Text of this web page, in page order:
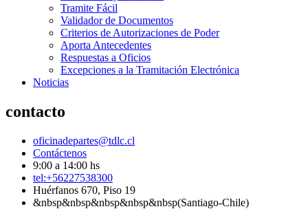
Tramite Fácil
Validador de Documentos
Criterios de Autorizaciones de Poder
Aporta Antecedentes
Respuestas a Oficios
Excepciones a la Tramitación Electrónica
Noticias
contacto
oficinadepartes@tdlc.cl
Contáctenos
9:00 a 14:00 hs
tel:+56227538300
Huérfanos 670, Piso 19
&nbsp&nbsp&nbsp&nbsp&nbsp(Santiago-Chile)